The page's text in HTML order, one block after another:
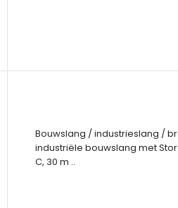
Bouwslang / industrieslang /
industriële bouwslang met
C, 30 m ..